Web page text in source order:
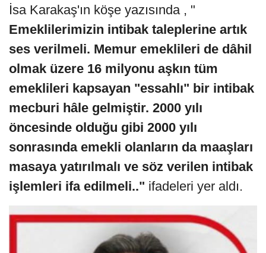
İsa Karakaş'ın köşe yazısında , "
Emeklilerimizin intibak taleplerine artık
ses verilmeli. Memur emeklileri de dâhil
olmak üzere 16 milyonu aşkın tüm
emeklileri kapsayan "essahlı" bir intibak
mecburi hâle gelmiştir. 2000 yılı
öncesinde olduğu gibi 2000 yılı
sonrasında emekli olanların da maaşları
masaya yatırılmalı ve söz verilen intibak
işlemleri ifa edilmeli.." ifadeleri yer aldı.